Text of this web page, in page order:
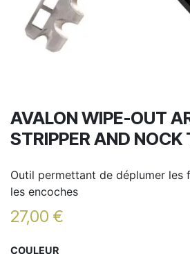
AVALON WIPE-OUT
STRIPPER AND NOCK
Outil permettant de déplumer les
les encoches
27,00 €
COULEUR